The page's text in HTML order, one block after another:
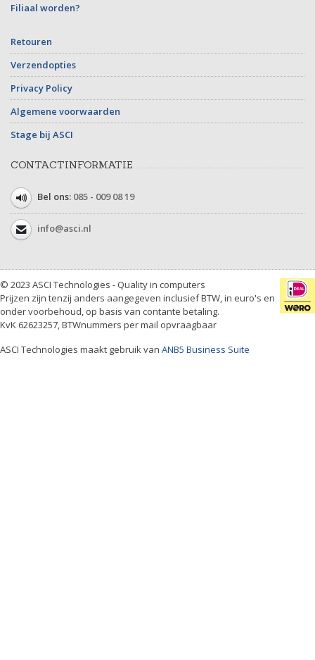
Filiaal worden?
Retouren
Verzendopties
Privacy Policy
Algemene voorwaarden
Stage bij ASCI
CONTACTINFORMATIE
Bel ons: 085 - 009 08 19
info@asci.nl
© 2023 ASCI Technologies - Quality in computers
Prijzen zijn tenzij anders aangegeven inclusief BTW, in euro's en
onder voorbehoud, op basis van contante betaling.
KvK 62623257, BTWnummers per mail opvraagbaar
ASCI Technologies maakt gebruik van ANB5 Business Suite